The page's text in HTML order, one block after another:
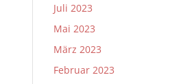
Juli 2023
Mai 2023
März 2023
Februar 2023